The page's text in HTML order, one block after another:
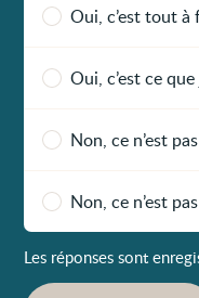
Oui, c’est tout à
Oui, c’est ce
Non, ce n’est
Non, ce n’est
Les réponses sont